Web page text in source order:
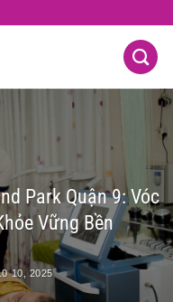
Park Quận 9: Vóc
Vững Bền
10, 2025